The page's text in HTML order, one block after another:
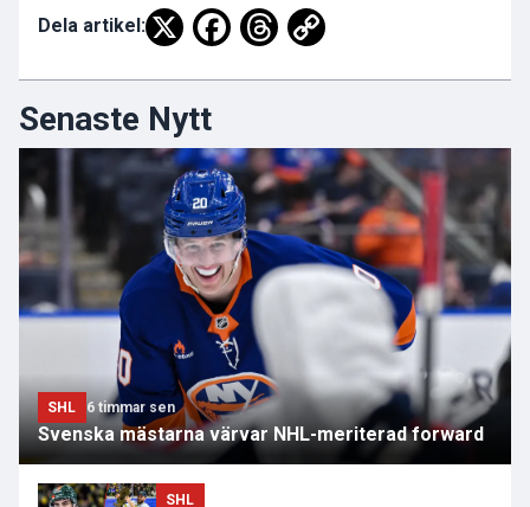
Dela artikel:
Senaste Nytt
SHL 6 timmar sen
Svenska mästarna värvar NHL-meriterad forward
SHL